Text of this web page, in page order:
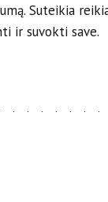
Suteikia
ir suvokti save.